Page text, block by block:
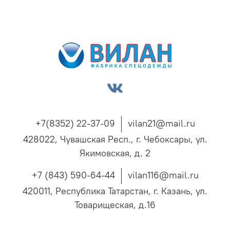
+7(8352) 22-37-09
vilan21@mail.ru
428022, Чувашская Респ., г. Чебоксары, ул.
Якимовская, д. 2
+7 (843) 590-64-44
vilan116@mail.ru
420011, Республика Татарстан, г. Казань, ул.
Товарищеская, д.16